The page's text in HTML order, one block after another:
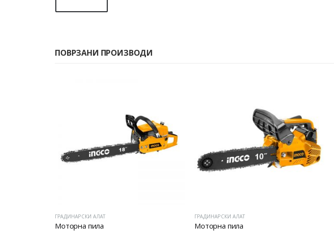
ПОВРЗАНИ ПРОИЗВОДИ
ГРАДИНАРСКИ АЛАТ
Моторна пила
ГРАДИНАРСКИ АЛАТ
Моторна пила